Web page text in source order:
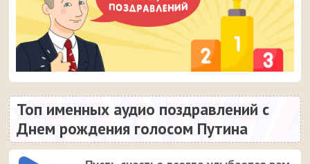
Топ именных аудио поздравлений с
Днем рождения голосом Путина